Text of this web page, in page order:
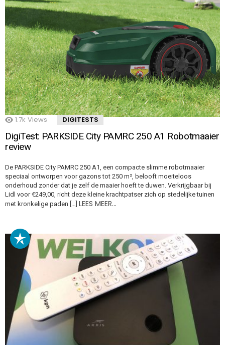
1.7k Views DIGITESTS
DigiTest: PARKSIDE City PAMRC 250 A1 Robotmaaier
review
De PARKSIDE City PAMRC 250 A1, een compacte slimme robotmaaier
speciaal ontworpen voor gazons tot 250 m², belooft moeiteloos
onderhoud zonder dat je zelf de maaier hoeft te duwen. Verkrijgbaar bij
Lidl voor €249,00, richt deze kleine krachtpatser zich op stedelijke tuinen
met kronkelige paden […] LEES MEER…